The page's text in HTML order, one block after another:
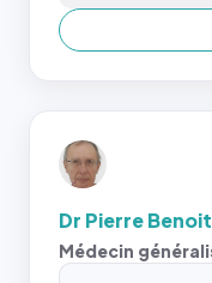
Dr Pierre Benoit
Médecin